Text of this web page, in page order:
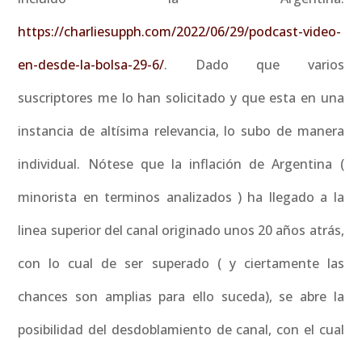
https://charliesupph.com/2022/06/29/podcast-video-
en-desde-la-bolsa-29-6/. Dado que varios
suscriptores me lo han solicitado y que esta en una
instancia de altísima relevancia, lo subo de manera
individual. Nótese que la inflación de Argentina (
minorista en terminos analizados ) ha llegado a la
linea superior del canal originado unos 20 años atrás,
con lo cual de ser superado ( y ciertamente las
chances son amplias para ello suceda), se abre la
posibilidad del desdoblamiento de canal, con el cual